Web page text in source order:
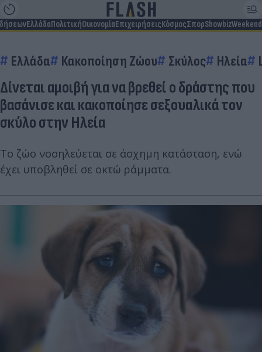
ΕλλάδαΠολιτικήΟικονομίαΕπιχειρήσειςΚόσμοςΣπορShowbizWeekend
Ελλάδα Κακοποίηση Ζώου Σκύλος Ηλεία
Δίνεται αμοιβή για να βρεθεί ο δράστης που
βασάνισε και κακοποίησε σεξουαλικά τον
σκύλο στην Ηλεία
Το ζώο νοσηλεύεται σε άσχημη κατάσταση, ενώ
έχει υποβληθεί σε οκτώ ράμματα.